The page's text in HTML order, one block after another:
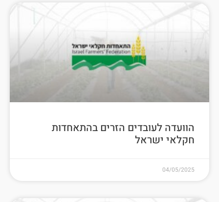
הוועדה לעובדים הזרים בהתאחדות
חקלאי ישראל
04/05/2025